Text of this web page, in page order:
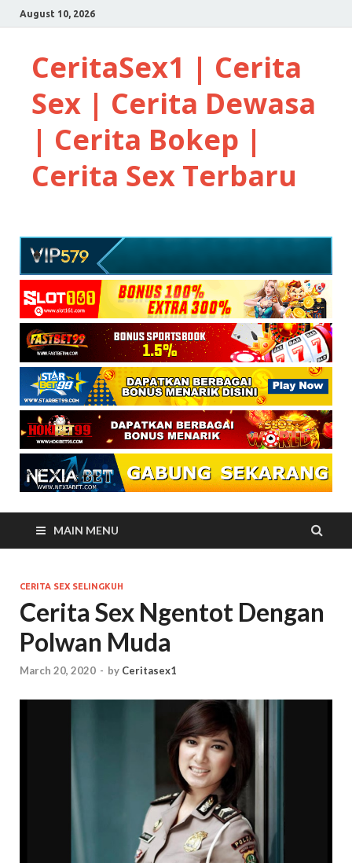
August 10, 2026
CeritaSex1 | Cerita
Sex | Cerita Dewasa
| Cerita Bokep |
Cerita Sex Terbaru
MAIN MENU
CERITA SEX SELINGKUH
Cerita Sex Ngentot Dengan
Polwan Muda
March 20, 2020 - by Ceritasex1